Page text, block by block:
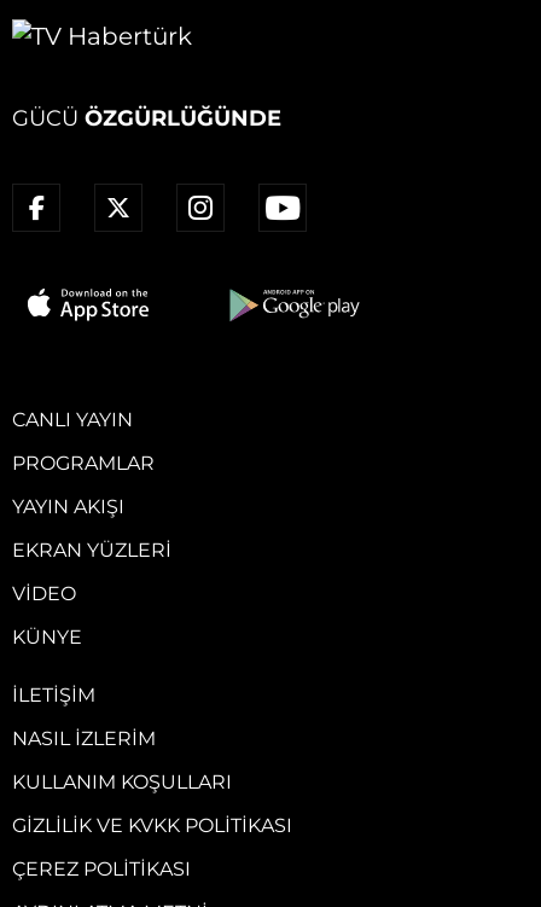
GÜCÜ ÖZGÜRLÜĞÜNDE
CANLI YAYIN
PROGRAMLAR
YAYIN AKIŞI
EKRAN YÜZLERI
VIDEO
KÜNYE
İLETIŞIM
NASIL İZLERIM
KULLANIM KOŞULLARI
GIZLILIK VE KVKK POLITIKASI
ÇEREZ POLITIKASI